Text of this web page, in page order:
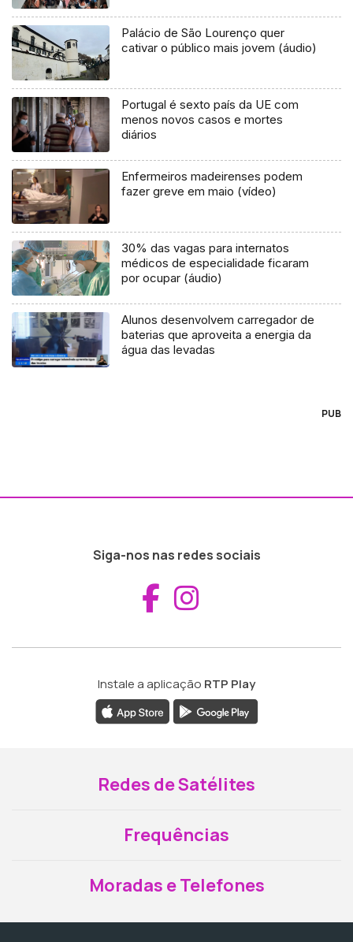
Palácio de São Lourenço quer
cativar o público mais jovem (áudio)
Portugal é sexto país da UE com
menos novos casos e mortes
diários
Enfermeiros madeirenses podem
fazer greve em maio (vídeo)
30% das vagas para internatos
médicos de especialidade ficaram
por ocupar (áudio)
Alunos desenvolvem carregador de
baterias que aproveita a energia da
água das levadas
PUB
Siga-nos nas redes sociais
Aceder ao
Instale a aplicação RTP Play
Redes de Satélites
Frequências
Moradas e Telefones